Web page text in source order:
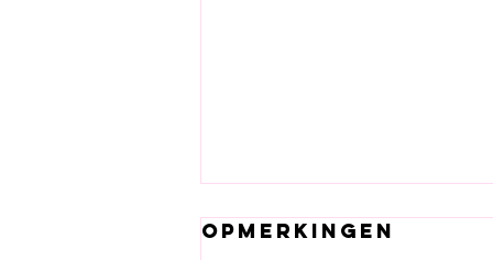
Maakbaarheid
Opmerkingen